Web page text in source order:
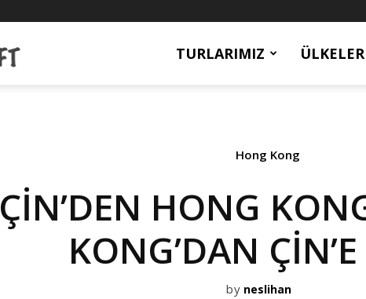
TURLARIMIZ ÜLKELER
Hong Kong
ÇİN’DEN HONG
KONG’DAN
by neslihan